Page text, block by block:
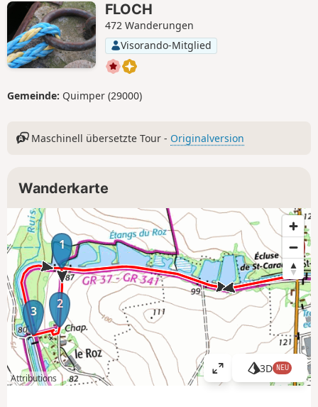
FLOCH
472 Wanderungen
Visorando-Mitglied
Gemeinde: Quimper (29000)
Maschinell übersetzte Tour - Originalversion
Wanderkarte
1
2
3
Attributions
K
a
3D NEU